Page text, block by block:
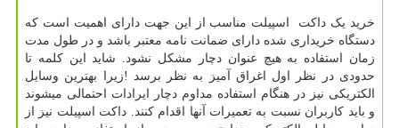
خرید یک داکت اسپیلت مناسب از این جهت دارای اهمیت است که
دستگاه خریداری شده دارای ضمانت نامه معتبر باشد و در طول مدت
زمان استفاده به هیچ عنوان دچار مشکل نشود. شاید این کلمه تا
حدودی در نظر اول اغراق آمیز به نظر برسد !زیرا بهترین وسایل
الکتریکی نیز در هنگام استفاده مداوم دچار ایرادات احتمالی میشوند
و باید کاربران نسبت به تعمیرات آنها اقدام کنند. داکت اسپیلت نیز از